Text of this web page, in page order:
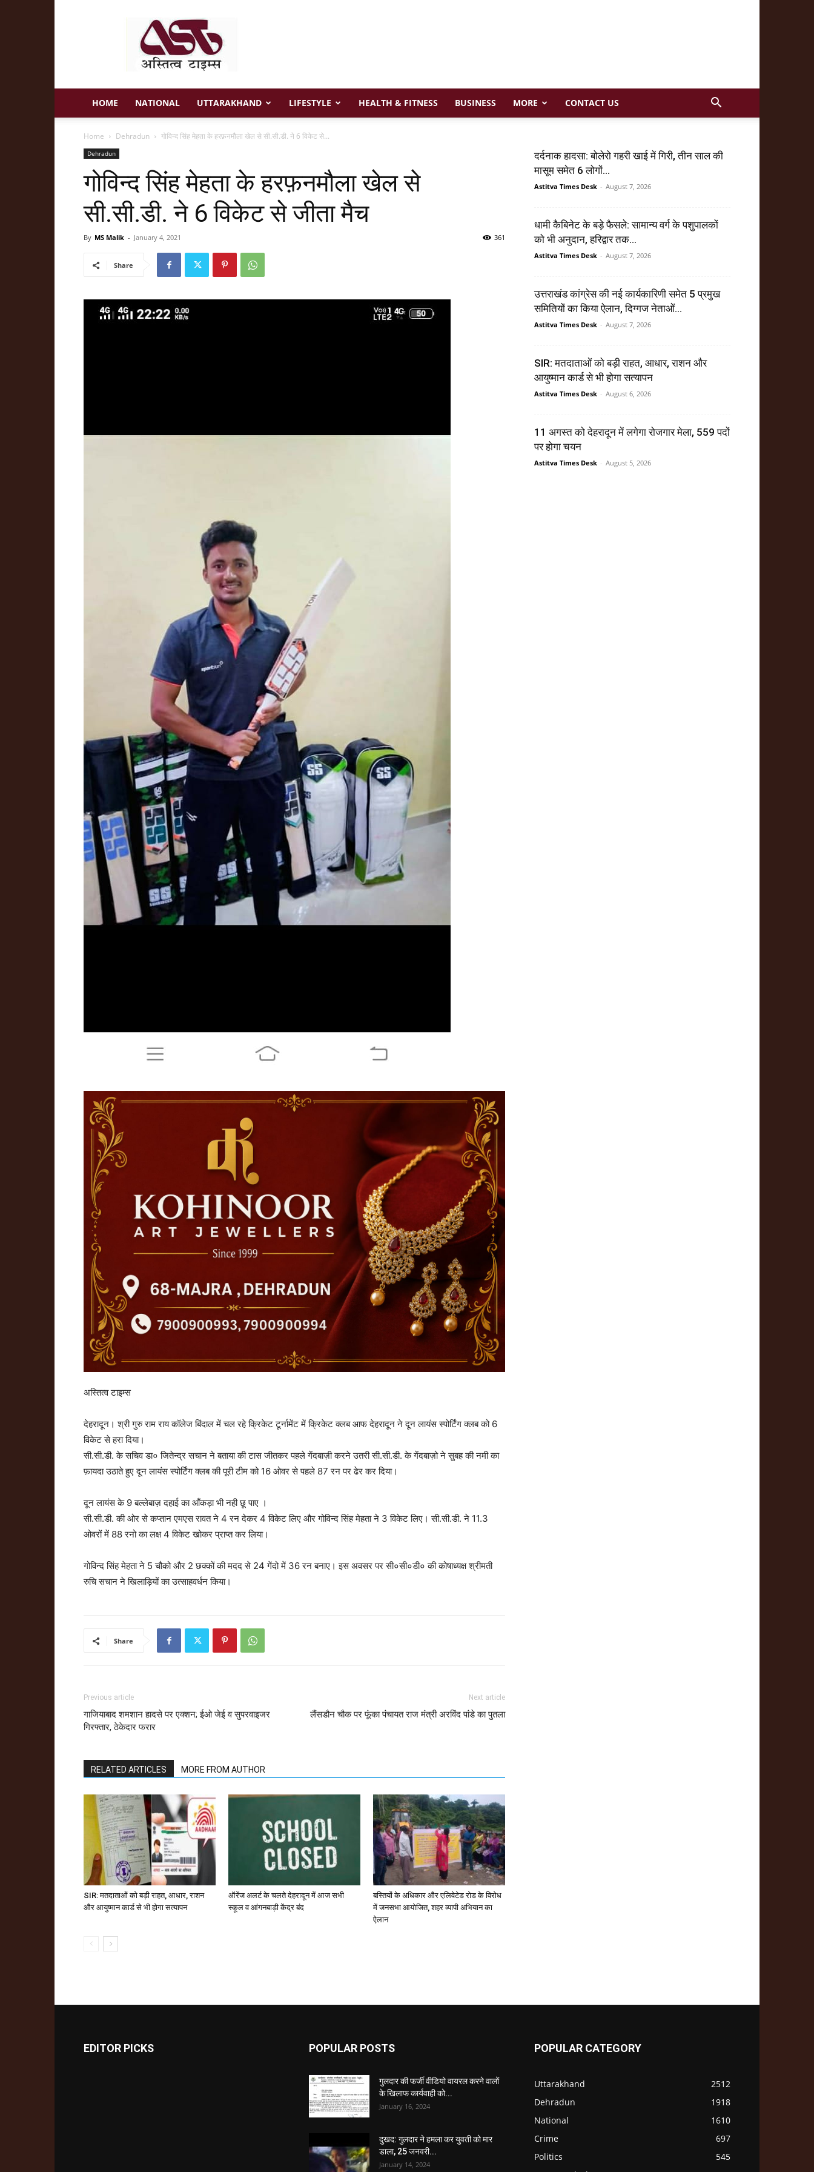
Astitva
Times
HOME NATIONAL UTTARAKHAND LIFESTYLE HEALTH & FITNESS BUSINESS MORE CONTACT US
Home Dehradun गोविन्द सिंह मेहता के हरफ़नमौला खेल से सी.सी.डी. ने 6 विकेट से...
Dehradun
गोविन्द सिंह मेहता के हरफ़नमौला खेल से
सी.सी.डी. ने 6 विकेट से जीता मैच
By MS Malik - January 4, 2021 361
Share
अस्तित्व टाइम्स
देहरादून। श्री गुरु राम राय कॉलेज बिंदाल में चल रहे क्रिकेट टूर्नामेंट में क्रिकेट क्लब आफ देहरादून ने दून लायंस स्पोर्टिंग क्लब को 6
विकेट से हरा दिया।
सी.सी.डी. के सचिव डा० जितेन्द्र सचान ने बताया की टास जीतकर पहले गेंदबाज़ी करने उतरी सी.सी.डी. के गेंदबाज़ो ने सुबह की नमी का
फ़ायदा उठाते हुए दून लायंस स्पोर्टिंग क्लब की पूरी टीम को 16 ओवर से पहले 87 रन पर ढेर कर दिया।
दून लायंस के 9 बल्लेबाज़ दहाई का आँकड़ा भी नही छू पाए ।
सी.सी.डी. की ओर से कप्तान एमएस रावत ने 4 रन देकर 4 विकेट लिए और गोविन्द सिंह मेहता ने 3 विकेट लिए। सी.सी.डी. ने 11.3
ओवरों में 88 रनो का लक्ष 4 विकेट खोकर प्राप्त कर लिया।
गोविन्द सिंह मेहता ने 5 चौको और 2 छक्कों की मदद से 24 गेंदो में 36 रन बनाए। इस अवसर पर सी०सी०डी० की कोषाध्यक्ष श्रीमती
रुचि सचान ने खिलाड़ियों का उत्साहवर्धन किया।
Share
Previous article
गाजियाबाद शमशान हादसे पर एक्शन; ईओ जेई व सुपरवाइजर
गिरफ्तार, ठेकेदार फरार
Next article
लैंसडौन चौक पर फूंका पंचायत राज मंत्री अरविंद पांडे का पुतला
RELATED ARTICLES MORE FROM AUTHOR
SIR: मतदाताओं को बड़ी राहत, आधार, राशन
और आयुष्मान कार्ड से भी होगा सत्यापन
ऑरेंज अलर्ट के चलते देहरादून में आज सभी
स्कूल व आंगनबाड़ी केंद्र बंद
बस्तियों के अधिकार और एलिवेटेड रोड के विरोध
में जनसभा आयोजित, शहर व्यापी अभियान का
ऐलान
दर्दनाक हादसा: बोलेरो गहरी खाई में गिरी, तीन साल की
मासूम समेत 6 लोगों...
Astitva Times Desk - August 7, 2026
धामी कैबिनेट के बड़े फैसले: सामान्य वर्ग के पशुपालकों
को भी अनुदान, हरिद्वार तक...
Astitva Times Desk - August 7, 2026
उत्तराखंड कांग्रेस की नई कार्यकारिणी समेत 5 प्रमुख
समितियों का किया ऐलान, दिग्गज नेताओं...
Astitva Times Desk - August 7, 2026
SIR: मतदाताओं को बड़ी राहत, आधार, राशन और
आयुष्मान कार्ड से भी होगा सत्यापन
Astitva Times Desk - August 6, 2026
11 अगस्त को देहरादून में लगेगा रोजगार मेला, 559 पदों
पर होगा चयन
Astitva Times Desk - August 5, 2026
EDITOR PICKS POPULAR POSTS
गुलदार की फर्जी वीडियो वायरल करने वालों
के खिलाफ कार्यवाही को...
January 16, 2024
दुखद: गुलदार ने हमला कर युवती को मार
डाला, 25 जनवरी...
January 14, 2024
POPULAR CATEGORY
Uttarakhand
2512
Dehradun
1918
National
1610
Crime
697
Politics
545